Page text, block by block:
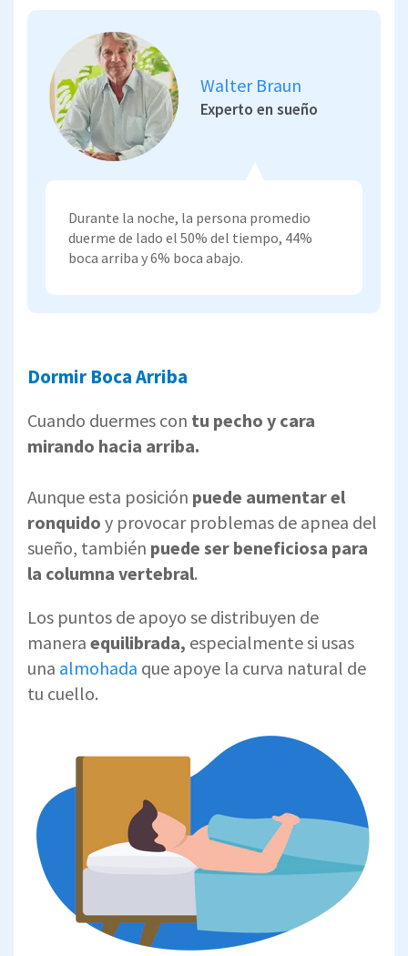
Durante la noche, la persona promedio
duerme de lado el 50% del tiempo, 44%
boca arriba y 6% boca abajo.
Walter Braun
Experto en sueño
Dormir Boca Arriba
Cuando duermes con tu pecho y cara
mirando hacia arriba.
Aunque esta posición puede aumentar el
ronquido y provocar problemas de apnea del
sueño, también puede ser beneficiosa para
la columna vertebral.
Los puntos de apoyo se distribuyen de
manera equilibrada, especialmente si usas
una almohada que apoye la curva natural de
tu cuello.